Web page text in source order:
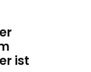
ist